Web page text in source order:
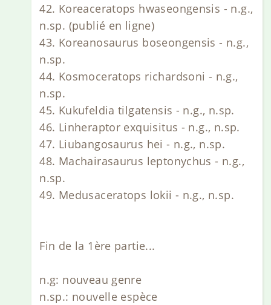
42. Koreaceratops hwaseongensis - n.g.,
n.sp. (publié en ligne)
43. Koreanosaurus boseongensis - n.g.,
n.sp.
44. Kosmoceratops richardsoni - n.g.,
n.sp.
45. Kukufeldia tilgatensis - n.g., n.sp.
46. Linheraptor exquisitus - n.g., n.sp.
47. Liubangosaurus hei - n.g., n.sp.
48. Machairasaurus leptonychus - n.g.,
n.sp.
49. Medusaceratops lokii - n.g., n.sp.
Fin de la 1ère partie...
n.g: nouveau genre
n.sp.: nouvelle espèce